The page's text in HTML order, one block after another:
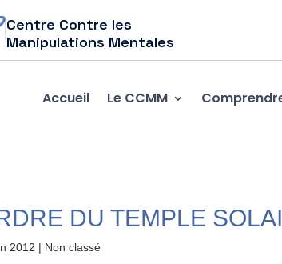
Centre Contre les
Manipulations Mentales
Accueil Le CCMM
DU TEMPLE
2012 | Non classé